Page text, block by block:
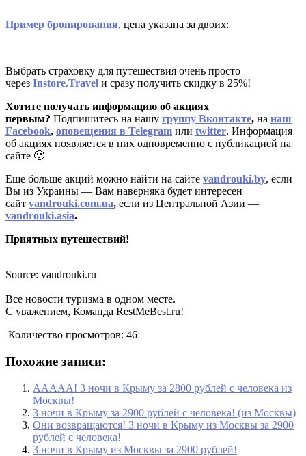
Пример бронирования, цена указана за двоих:
Выбрать страховку для путешествия очень просто
через Instore.Travel и сразу получить скидку в 25%!
Хотите получать информацию об акциях
первым? Подпишитесь на нашу группу Вконтакте, на наш
Facebook, оповещения в Telegram или twitter. Информация
об акциях появляется в них одновременно с публикацией на
сайте 🙂
Еще больше акций можно найти на сайте vandrouki.by, если
Вы из Украины — Вам наверняка будет интересен
сайт vandrouki.com.ua, если из Центральной Азии —
vandrouki.asia.
Приятных путешествий!
Source: vandrouki.ru
Все новости туризма в одном месте.
С уважением, Команда RestMeBest.ru!
Количество просмотров: 46
Похожие записи:
ААААА! 3 ночи в Крыму за 2800 рублей с человека из
Москвы!
3 ночи в Крыму за 2900 рублей с человека! (из Москвы)
Они возвращаются! 3 ночи в Крыму из Москвы за 2900
рублей с человека!
3 ночи в Крыму из Москвы за 2900 рублей!